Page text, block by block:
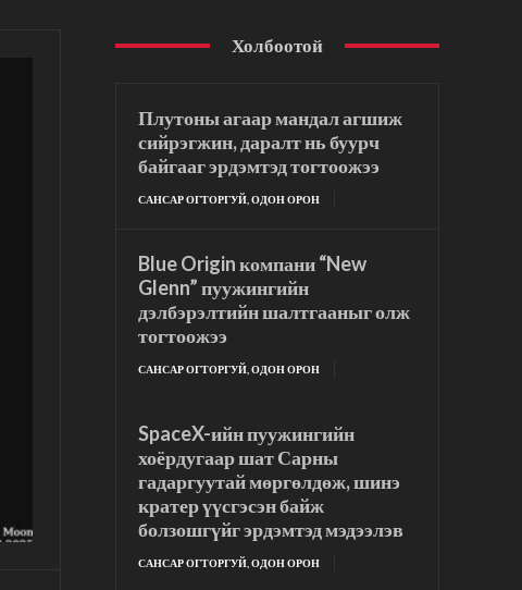
Холбоотой
Плутоны агаар мандал агшиж
сийрэгжин, даралт нь буурч
байгааг эрдэмтэд тогтоожээ
САНСАР ОГТОРГУЙ, ОДОН ОРОН
Blue Origin компани “New
Glenn” пуужингийн
дэлбэрэлтийн шалтгааныг олж
тогтоожээ
САНСАР ОГТОРГУЙ, ОДОН ОРОН
SpaceX-ийн пуужингийн
хоёрдугаар шат Сарны
гадаргуутай мөргөлдөж, шинэ
кратер үүсгэсэн байж
болзошгүйг эрдэмтэд мэдээлэв
САНСАР ОГТОРГУЙ, ОДОН ОРОН